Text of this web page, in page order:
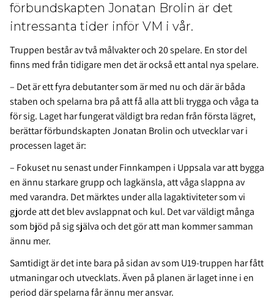
förbundskapten Jonatan Brolin är det
intressanta tider inför VM i vår.
Truppen består av två målvakter och 20 spelare. En stor del
finns med från tidigare men det är också ett antal nya spelare.
– Det är ett fyra debutanter som är med nu och där är båda
staben och spelarna bra på att få alla att bli trygga och våga ta
för sig. Laget har fungerat väldigt bra redan från första lägret,
berättar förbundskapten Jonatan Brolin och utvecklar var i
processen laget är:
– Fokuset nu senast under Finnkampen i Uppsala var att bygga
en ännu starkare grupp och lagkänsla, att våga slappna av
med varandra. Det märktes under alla lagaktiviteter som vi
gjorde att det blev avslappnat och kul. Det var väldigt många
som bjöd på sig själva och det gör att man kommer samman
ännu mer.
Samtidigt är det inte bara på sidan av som U19-truppen har fått
utmaningar och utvecklats. Även på planen är laget inne i en
period där spelarna får ännu mer ansvar.